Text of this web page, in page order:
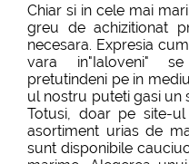
Chiar si in cele mai
greu de achizitionat
necesara. Expresia
vara in"Ialoveni"
pretutindeni pe in
ul nostru puteti gasi un
Totusi, doar pe site-
asortiment urias de
sunt disponibile